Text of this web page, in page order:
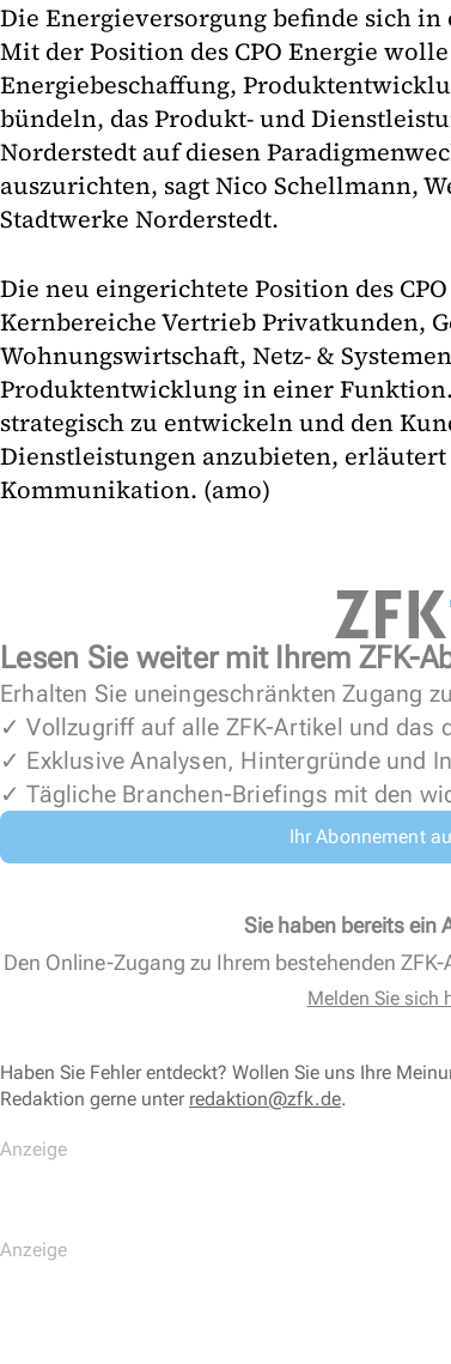
Die Energieversorgung befinde sich
Mit der Position des CPO Energie
Energiebeschaffung,
bündeln, das Produkt- und
Norderstedt auf diesen
auszurichten, sagt Nico Schellmann,
Stadtwerke Norderstedt.
Die neu eingerichtete Position des
Kernbereiche Vertrieb Privatkunden,
Wohnungswirtschaft, Netz- &
Produktentwicklung in einer Funktion.
strategisch zu entwickeln und den
Dienstleistungen anzubieten,
Kommunikation. (amo)
Lesen Sie weiter mit Ihrem ZFK-
Erhalten Sie uneingeschränkten Zugang
✓ Vollzugriff auf alle ZFK-Artikel und das
✓ Exklusive Analysen, Hintergründe und
✓ Tägliche Branchen-Briefings mit den
Ihr Abonnement
Sie haben bereits ein
Den Online-Zugang zu Ihrem bestehenden
Melden Sie sich
Haben Sie Fehler entdeckt? Wollen Sie uns Ihre
Redaktion gerne unter redaktion@zfk.de.